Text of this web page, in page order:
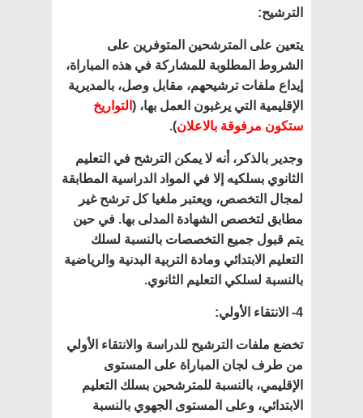
الترشيح:
يتعين على المترشحين المتوفرين على
الشروط المطلوبة للمشاركة في هذه المباراة،
إيداع ملفات ترشيحهم، مقابل وصل، بالمديرية
الإقليمية التي يرغبون العمل بها، ( التواريخ
ستكون مرفوقة بالاعلان).
وجدير بالذكر، أنه لا يمكن الترشح في التعليم
الثانوي بسلكيه إلا في المواد الدراسية المطابقة
لمجال التخصص، ويعتبر ملغيا كل ترشح غير
مطابق لتخصص الشهادة المدلى بها. في حين
يتم قبول جميع التخصصات بالنسبة لسلك
التعليم الابتدائي ومادة التربية البدنية والرياضية
بالنسبة لسلكي التعليم الثانوي.
4- الانتقاء الأولي:
تخضع ملفات الترشيح للدراسة والانتقاء الأولي
من طرف لجان المباراة على المستوى
الإقليمي، بالنسبة للمترشحين بسلك التعليم
الابتدائي، وعلى المستوى الجهوي بالنسبة